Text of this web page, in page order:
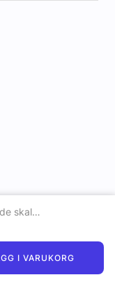
C&C - Jump Ultra-skyddande skal med magnet till iPhone 16 Pro Svart
I VARUKORG